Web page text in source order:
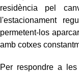
residència pel
l'estacionament
permetent-los
amb cotxes
Per respondre a